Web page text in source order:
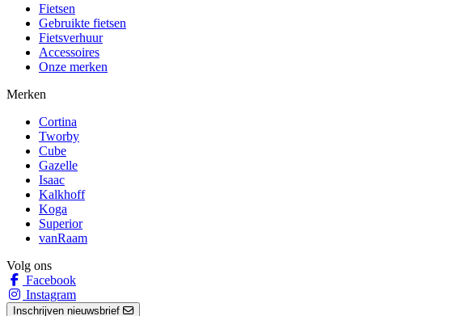
Fietsen
Gebruikte fietsen
Fietsverhuur
Accessoires
Onze merken
Merken
Cortina
Tworby
Cube
Gazelle
Isaac
Kalkhoff
Koga
Superior
vanRaam
Volg ons
Facebook
Instagram
Inschrijven nieuwsbrief